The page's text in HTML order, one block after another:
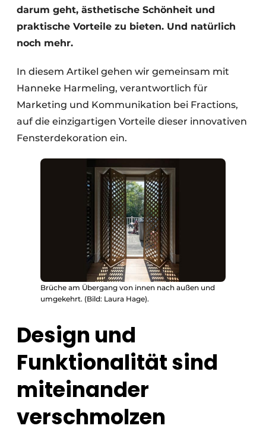
darum geht, ästhetische Schönheit und
praktische Vorteile zu bieten. Und natürlich
noch mehr.
In diesem Artikel gehen wir gemeinsam mit
Hanneke Harmeling, verantwortlich für
Marketing und Kommunikation bei Fractions,
auf die einzigartigen Vorteile dieser innovativen
Fensterdekoration ein.
Brüche am Übergang von innen nach außen und
umgekehrt. (Bild: Laura Hage).
Design und
Funktionalität sind
miteinander
verschmolzen